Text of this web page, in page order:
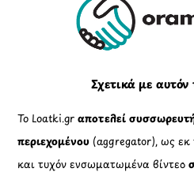
To
Σχετικά με αυτόν
Το Loatki.grαποτελεί
περιεχομένου (aggregator), ως εκ
και τυχόν ενσωματωμένα βίντεο